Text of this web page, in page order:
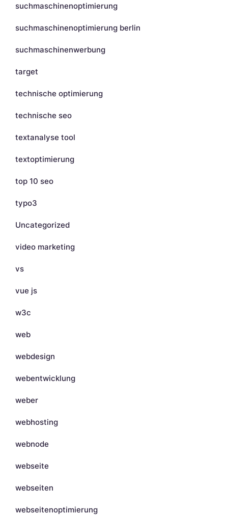
suchmaschinenoptimierung
suchmaschinenoptimierung berlin
suchmaschinenwerbung
target
technische optimierung
technische seo
textanalyse tool
textoptimierung
top 10 seo
typo3
Uncategorized
video marketing
vs
vue js
w3c
web
webdesign
webentwicklung
weber
webhosting
webnode
webseite
webseiten
webseitenoptimierung